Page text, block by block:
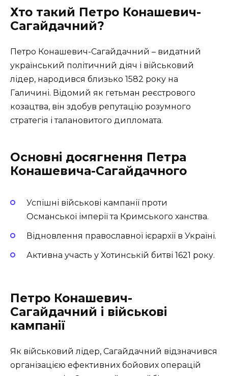
Хто такий Петро Конашевич-
Сагайдачний?
Петро Конашевич-Сагайдачний – видатний
український політичний діяч і військовий
лідер, народився близько 1582 року на
Галичині. Відомий як гетьман реєстрового
козацтва, він здобув репутацію розумного
стратегія і талановитого дипломата.
Основні досягнення Петра
Конашевича-Сагайдачного
Успішні військові кампанії проти
Османської імперії та Кримського ханства.
Відновлення православної ієрархії в Україні.
Активна участь у Хотинській битві 1621 року.
Петро Конашевич-
Сагайдачний і військові
кампанії
Як військовий лідер, Сагайдачний відзначився
організацією ефективних бойових операцій